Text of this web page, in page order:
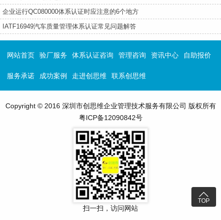
企业运行QC080000体系认证时应注意的6个地方
IATF16949汽车质量管理体系认证常见问题解答

TOP
网站首页 验厂服务 体系认证咨询 管理咨询 资讯中心 自助报价
服务承诺 成功案例 走进创思维 联系创思维
Copyright © 2016 深圳市创思维企业管理技术服务有限公司 版权所有
粤ICP备12090842号
扫一扫，访问网站